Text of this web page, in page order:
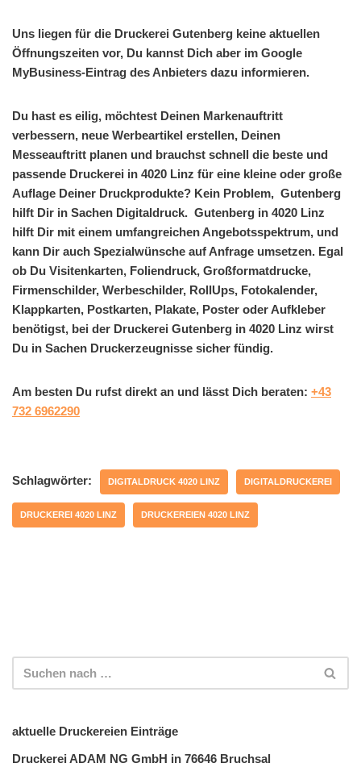
Uns liegen für die Druckerei Gutenberg keine aktuellen
Öffnungszeiten vor, Du kannst Dich aber im Google
MyBusiness-Eintrag des Anbieters dazu informieren.
Du hast es eilig, möchtest Deinen Markenauftritt
verbessern, neue Werbeartikel erstellen, Deinen
Messeauftritt planen und brauchst schnell die beste und
passende Druckerei in 4020 Linz für eine kleine oder große
Auflage Deiner Druckprodukte? Kein Problem, Gutenberg
hilft Dir in Sachen Digitaldruck. Gutenberg in 4020 Linz
hilft Dir mit einem umfangreichen Angebotsspektrum, und
kann Dir auch Spezialwünsche auf Anfrage umsetzen. Egal
ob Du Visitenkarten, Foliendruck, Großformatdrucke,
Firmenschilder, Werbeschilder, RollUps, Fotokalender,
Klappkarten, Postkarten, Plakate, Poster oder Aufkleber
benötigst, bei der Druckerei Gutenberg in 4020 Linz wirst
Du in Sachen Druckerzeugnisse sicher fündig.
Am besten Du rufst direkt an und lässt Dich beraten: +43
732 6962290
Schlagwörter: DIGITALDRUCK 4020 LINZ DIGITALDRUCKEREI
DRUCKEREI 4020 LINZ DRUCKEREIEN 4020 LINZ
aktuelle Druckereien Einträge
Druckerei ADAM NG GmbH in 76646 Bruchsal